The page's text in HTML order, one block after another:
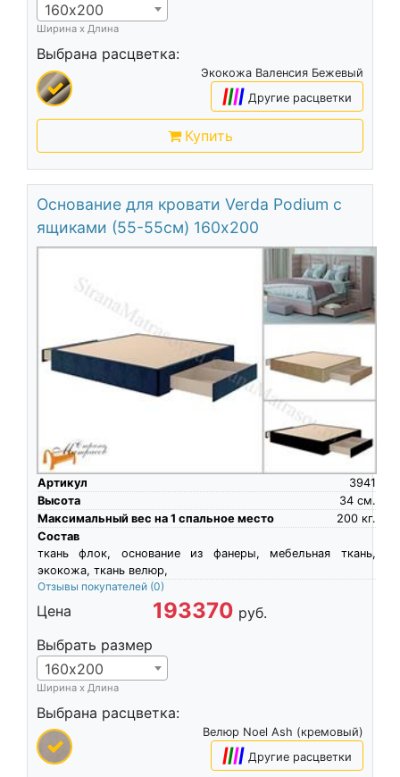
160х200
Ширина х Длина
Выбрана расцветка:
Экокожа Валенсия Бежевый
|||| Другие расцветки
Купить
Основание для кровати Verda Podium c
ящиками (55-55см) 160х200
Артикул
3941
Высота
см.
34
Максимальный вес на 1 спальное место
кг.
200
Состав
ткань флок, основание из фанеры, мебельная ткань,
экокожа, ткань велюр,
Отзывы покупателей (0)
Цена 193370 руб.
Выбрать размер
160х200
Ширина х Длина
Выбрана расцветка:
Велюр Noel Ash (кремовый)
|||| Другие расцветки